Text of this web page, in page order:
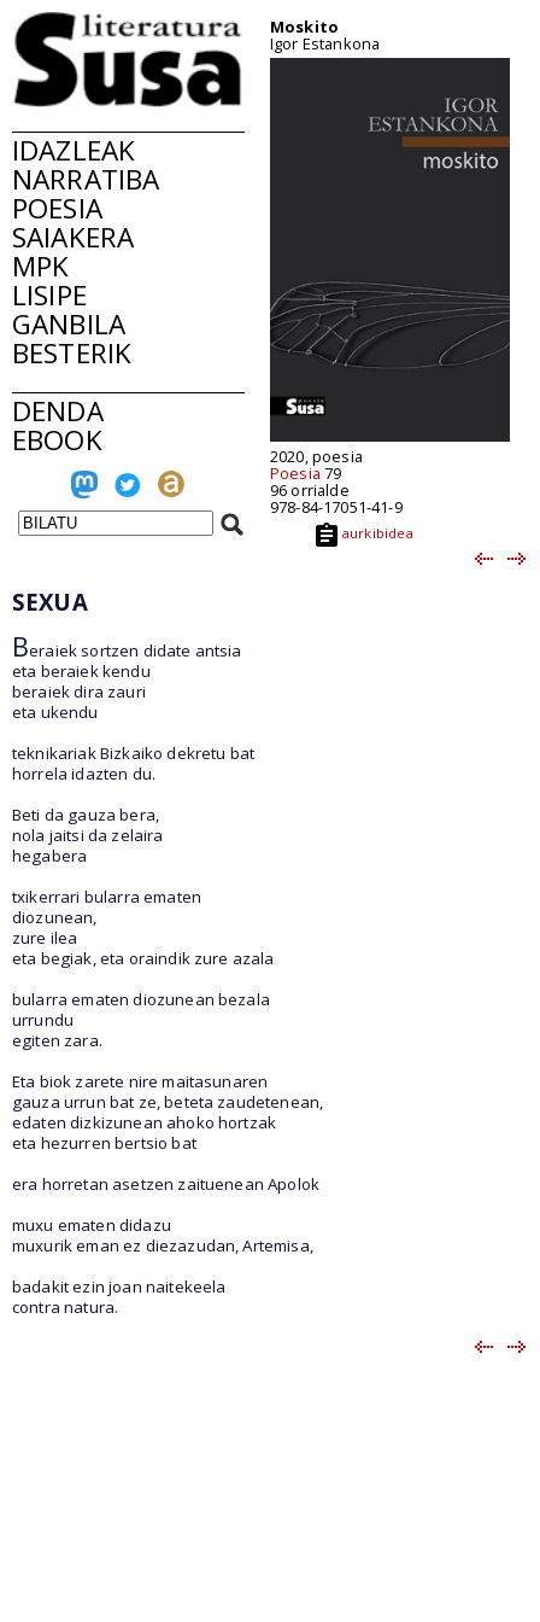
IDAZLEAK
NARRATIBA
POESIA
SAIAKERA
MPK
LISIPE
GANBILA
BESTERIK
DENDA
EBOOK
Moskito
Igor Estankona
2020, poesia
Poesia 79
96 orrialde
978-84-17051-41-9
aurkibidea
SEXUA
Beraiek sortzen didate antsia
eta beraiek kendu
beraiek dira zauri
eta ukendu
teknikariak Bizkaiko dekretu bat
horrela idazten du.
Beti da gauza bera,
nola jaitsi da zelaira
hegabera
txikerrari bularra ematen
diozunean,
zure ilea
eta begiak, eta oraindik zure azala
bularra ematen diozunean bezala
urrundu
egiten zara.
Eta biok zarete nire maitasunaren
gauza urrun bat ze, beteta zaudetenean,
edaten dizkizunean ahoko hortzak
eta hezurren bertsio bat
era horretan asetzen zaituenean Apolok
muxu ematen didazu
muxurik eman ez diezazudan, Artemisa,
badakit ezin joan naitekeela
contra natura.